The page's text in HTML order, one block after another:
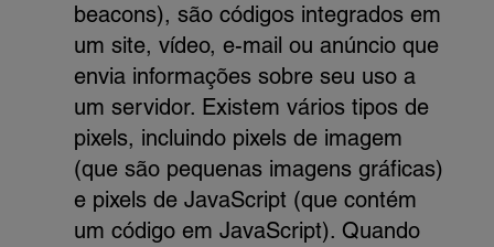
beacons), são códigos integrados em
um site, vídeo, e-mail ou anúncio que
envia informações sobre seu uso a
um servidor. Existem vários tipos de
pixels, incluindo pixels de imagem
(que são pequenas imagens gráficas)
e pixels de JavaScript (que contém
um código em JavaScript). Quando